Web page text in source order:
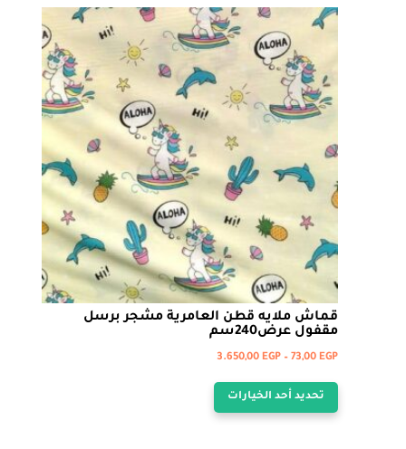
قماش ملايه قطن العامرية مشجر برسل
مقفول عرض240سم
73,00 EGP
–
3.650,00 EGP
السعر:
تحديد أحد الخيارات
هناك